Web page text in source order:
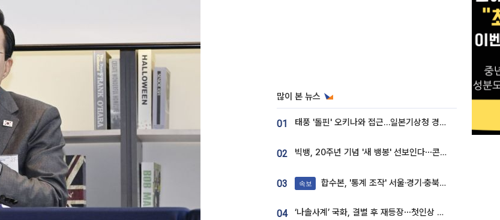
많이 본 뉴스
01 태풍 '돌핀' 오키나와 접근…일본기상청 경로 업데이트
02 빅뱅, 20주년 기념 '새 뱅봉' 선보인다⋯콘서트 앞두고 팝업 개최
03 속보 합수본, '통계 조작' 서울·경기·충북 선관위 등 추가 압수수색
04 ‘나솔사계’ 국화, 결별 후 재등장⋯첫인상 투표 휩쓸고 ‘인기녀’ 등극